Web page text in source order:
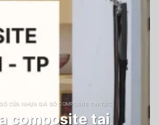
CỬA NHỰA GIẢ GỖ COMPOSITE TIN TỨC
composite tại